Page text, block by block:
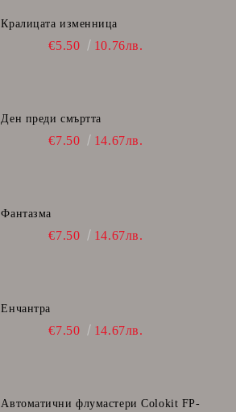
Кралицата изменница
€5.50 10.76лв.
Ден преди смъртта
€7.50 14.67лв.
Фантазма
€7.50 14.67лв.
Енчантра
€7.50 14.67лв.
Автоматични флумастери Colokit FP-